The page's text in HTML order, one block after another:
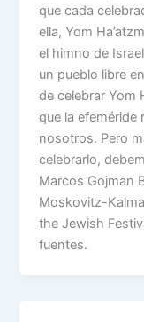
que cada
ella, Yom
el himno de
un pueblo libre
de celebrar Yom
que la efeméride
nosotros. Pero
celebrarlo,
Marcos Gojman
Moskovitz-
the Jewish
fuentes.